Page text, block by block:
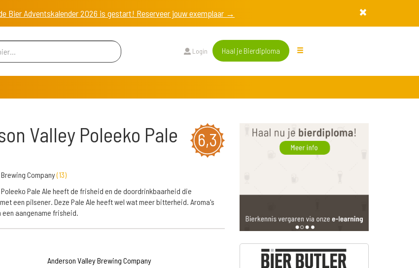
Bier Adventskalender 2026 is gestart! Reserveer jouw exemplaar →
Login Haal je Bierdiploma
6,3
Valley Poleeko Pale
Company(13)
Pale Ale heeft de frisheid en de doordrinkbaarheid die
een pilsener. Deze Pale Ale heeft wel wat meer bitterheid. Aroma's
een aangename frisheid.
Anderson Valley Brewing Company